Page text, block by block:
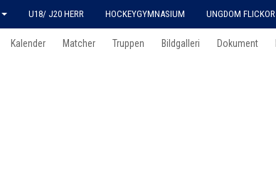
U18/ J20 HERR HOCKEYGYMNASIUM UNGDOM FLICKOR
Kalender Matcher Truppen Bildgalleri Dokument